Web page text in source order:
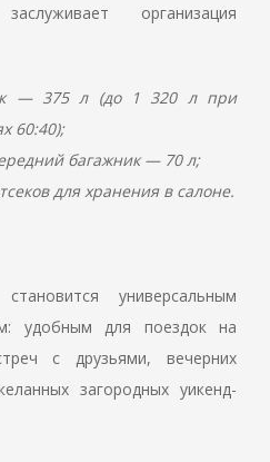
организация
— 375 л (до 1 320 л при
60:40);
багажник — 70 л;
для хранения в салоне.
универсальным
удобным для поездок на
с друзьями, вечерних
загородных уикенд-